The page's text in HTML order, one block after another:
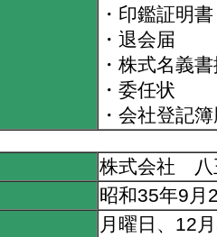
・印鑑証明書
・退会届
・株式名義
・委任状
・会社登記
株式会社 八
昭和35年9月
月曜日、12